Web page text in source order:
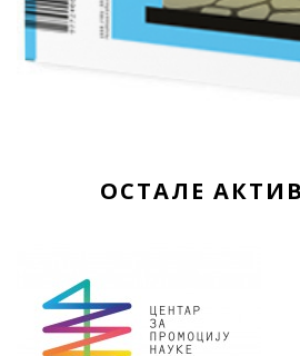
ОСТАЛЕ